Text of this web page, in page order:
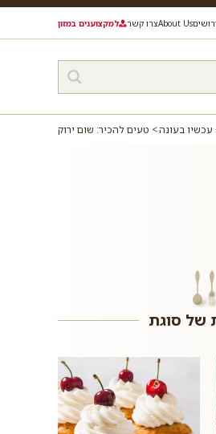
About Usצרו קשר למקצוענים במזון
עכשיו בעונה טעים להכיר: שום ירוק
של סוגת